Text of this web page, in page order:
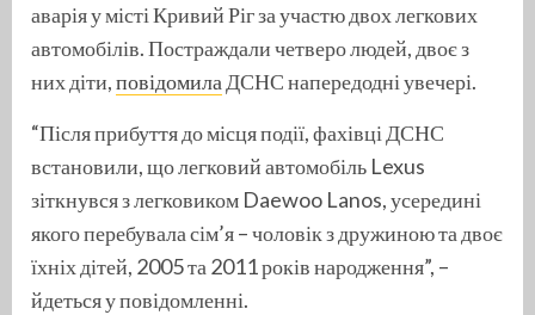
аварія у місті Кривий Ріг за участю двох легкових
автомобілів. Постраждали четверо людей, двоє з
них діти,повідомила ДСНС напередодні увечері.
“Після прибуття до місця події, фахівці ДСНС
встановили, що легковий автомобіль Lexus
зіткнувся з легковиком Daewoo Lanos, усередині
якого перебувала сім’я – чоловік з дружиною та двоє
їхніх дітей, 2005 та 2011 років народження”, –
йдеться у повідомленні.